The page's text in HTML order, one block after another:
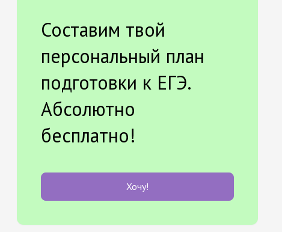
Составим твой
персональный план
подготовки к ЕГЭ.
Абсолютно
бесплатно!
Хочу!